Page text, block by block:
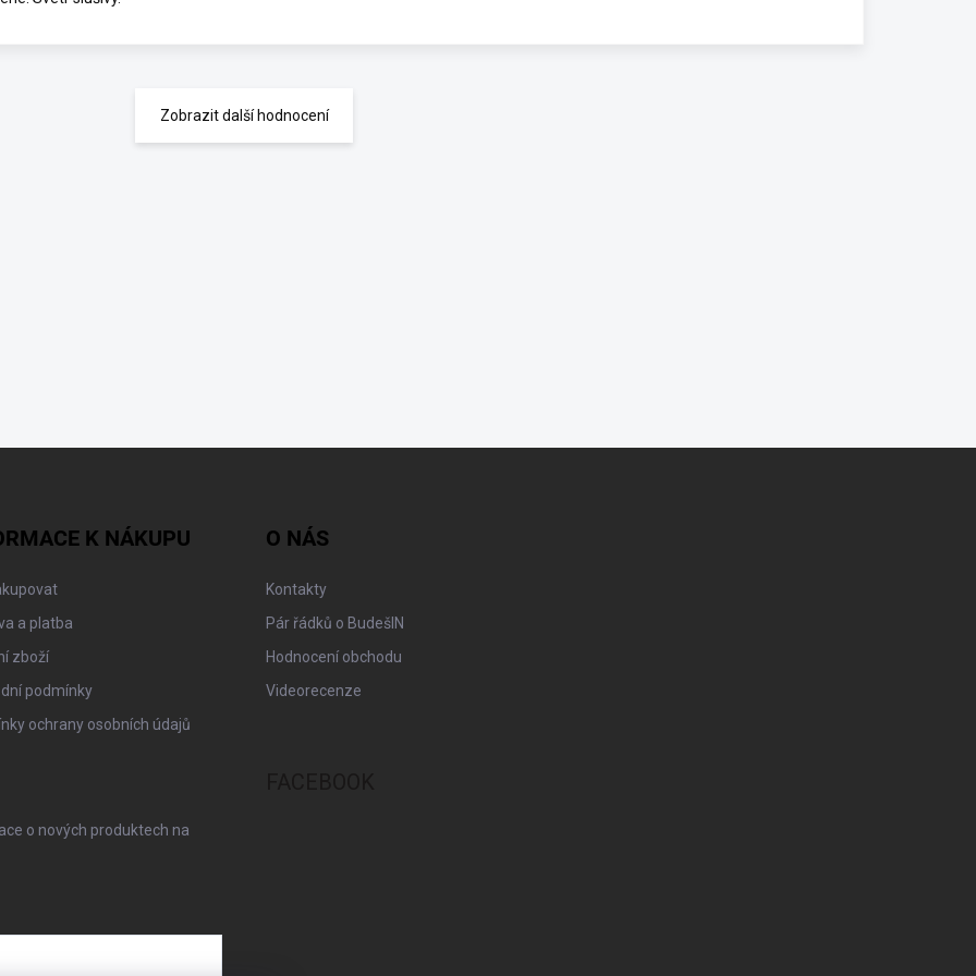
Zobrazit další hodnocení
K NÁKUPU
a platba
zboží
podmínky
ochrany osobních údajů
O NÁS
Kontakty
Pár řádků o BudešIN
Hodnocení obchodu
Videorecenze
o nových produktech na